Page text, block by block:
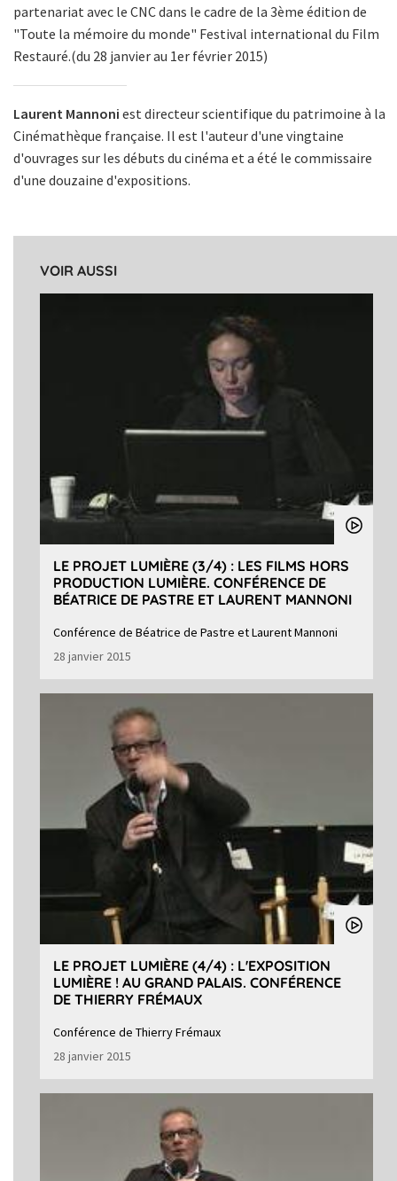
partenariat avec le CNC dans le cadre de la 3ème édition de
"Toute la mémoire du monde" Festival international du Film
Restauré.(du 28 janvier au 1er février 2015)
Laurent Mannoni est directeur scientifique du patrimoine à la
Cinémathèque française. Il est l'auteur d'une vingtaine
d'ouvrages sur les débuts du cinéma et a été le commissaire
d'une douzaine d'expositions.
VOIR AUSSI
LE PROJET LUMIÈRE (3/4) : LES FILMS HORS
PRODUCTION LUMIÈRE. CONFÉRENCE DE
BÉATRICE DE PASTRE ET LAURENT MANNONI
Conférence de Béatrice de Pastre et Laurent Mannoni
28 janvier 2015
LE PROJET LUMIÈRE (4/4) : L'EXPOSITION
LUMIÈRE ! AU GRAND PALAIS. CONFÉRENCE
DE THIERRY FRÉMAUX
Conférence de Thierry Frémaux
28 janvier 2015